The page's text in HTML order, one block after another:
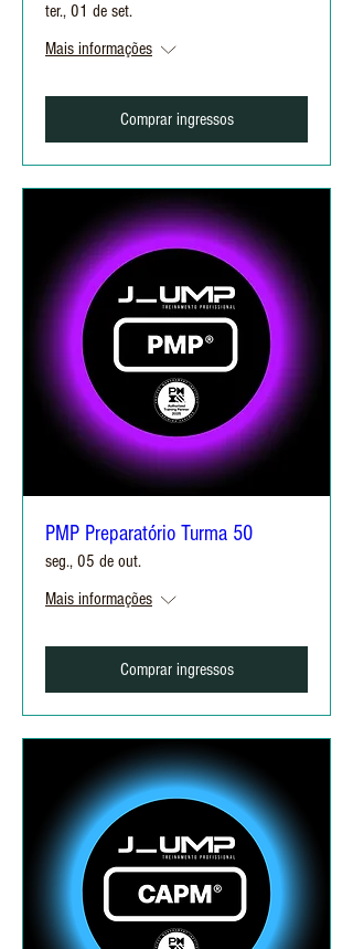
ter., 01 de set.
Mais informações
Comprar ingressos
PMP Preparatório Turma 50
seg., 05 de out.
Mais informações
Comprar ingressos